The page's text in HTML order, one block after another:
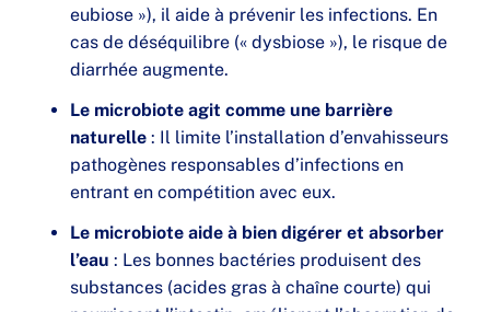
eubiose »), il aide à prévenir les infections. En
cas de déséquilibre (« dysbiose »), le risque de
diarrhée augmente.
Le microbiote agit comme une barrière
naturelle : Il limite l’installation d’envahisseurs
pathogènes responsables d’infections en
entrant en compétition avec eux.
Le microbiote aide à bien digérer et absorber
l’eau : Les bonnes bactéries produisent des
substances (acides gras à chaîne courte) qui